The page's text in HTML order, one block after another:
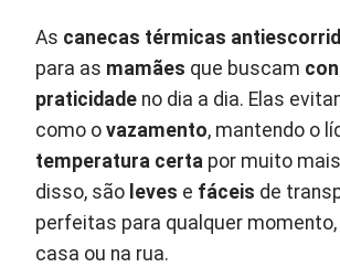
As canecas térmicas
para as mamães que buscam
praticidade no dia a dia. Elas
como ovazamento, mantendo o
temperatura certa por muito
disso, são leves e fáceis de
perfeitas para qualquer
casa ou na rua.